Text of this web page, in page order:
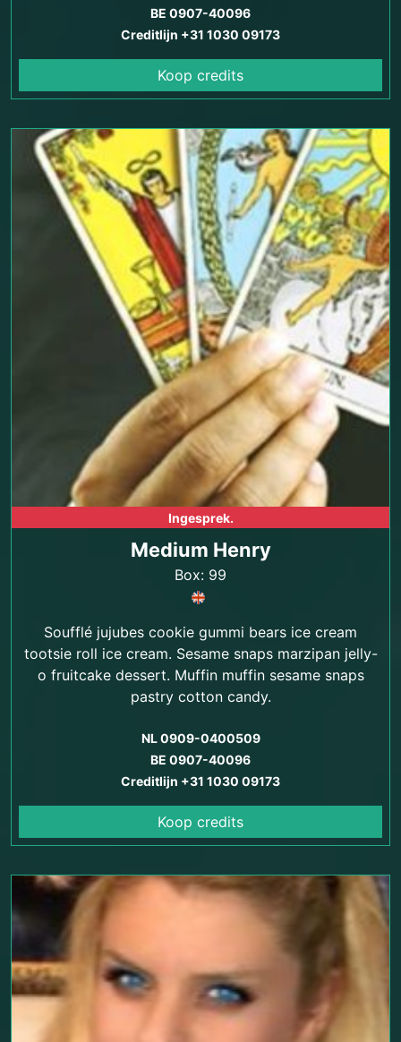
BE 0907-40096
Creditlijn +31 1030 09173
Koop credits
Ingesprek.
Medium Henry
Box: 99
Soufflé jujubes cookie gummi bears ice cream
tootsie roll ice cream. Sesame snaps marzipan jelly-
o fruitcake dessert. Muffin muffin sesame snaps
pastry cotton candy.
NL 0909-0400509
BE 0907-40096
Creditlijn +31 1030 09173
Koop credits